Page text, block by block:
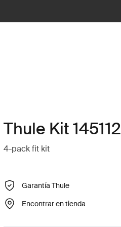
Thule Kit 145112
4-pack fit kit
Garantía Thule
Encontrar en tienda